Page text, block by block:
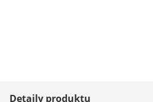
Detaily produktu